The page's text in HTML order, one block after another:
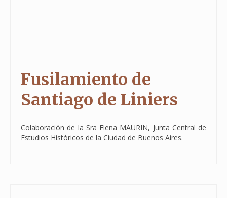
Fusilamiento de
Santiago de Liniers
Colaboración de la Sra Elena MAURIN, Junta Central de
Estudios Históricos de la Ciudad de Buenos Aires.